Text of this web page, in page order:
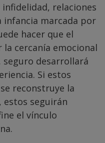
relaciones
infancia marcada por
hacer que el
cercanía emocional
desarrollará
Si estos
reconstruye la
estos seguirán
el vínculo